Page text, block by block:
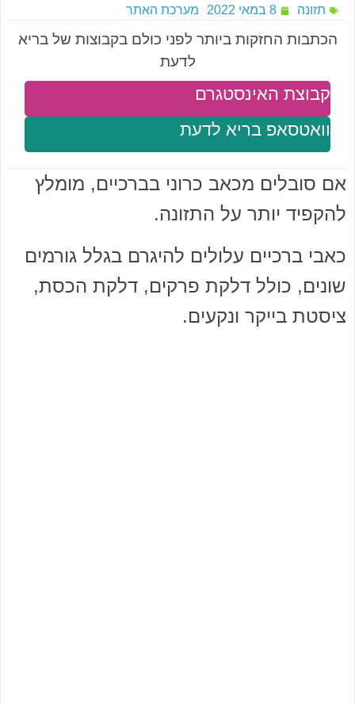
תזונה 8 במאי 2022 מערכת האתר
הכתבות החזקות ביותר לפני כולם בקבוצות של בריא
לדעת
וואטסאפ בריא לדעת
קבוצת האינסטגרם
אם סובלים מכאב כרוני בברכיים, מומלץ
להקפיד יותר על התזונה.
כאבי ברכיים עלולים להיגרם בגלל גורמים
שונים, כולל דלקת פרקים, דלקת הכסת,
ציסטת בייקר ונקעים.